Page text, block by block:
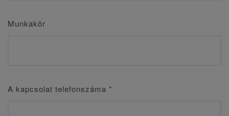
Munkakör
A kapcsolat telefonszáma *